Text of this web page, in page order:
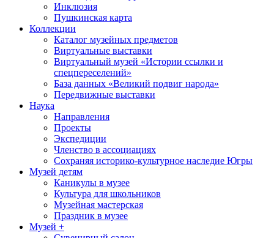
Инклюзия
Пушкинская карта
Коллекции
Каталог музейных предметов
Виртуальные выставки
Виртуальный музей «Истории ссылки и
спецпереселений»
База данных «Великий подвиг народа»
Передвижные выставки
Наука
Направления
Проекты
Экспедиции
Членство в ассоциациях
Сохраняя историко-культурное наследие Югры
Музей детям
Каникулы в музее
Культура для школьников
Музейная мастерская
Праздник в музее
Музей +